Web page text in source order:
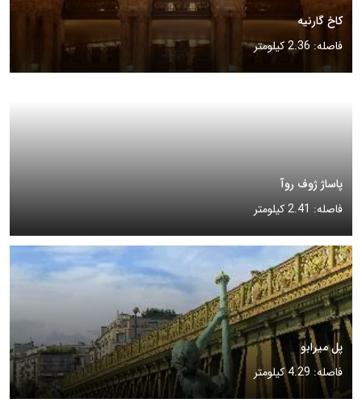
کاخ گارنیه
فاصله: 2.36 کیلومتر
پاساژ ژوف روآ
فاصله: 2.41 کیلومتر
پل میرابو
فاصله: 4.29 کیلومتر